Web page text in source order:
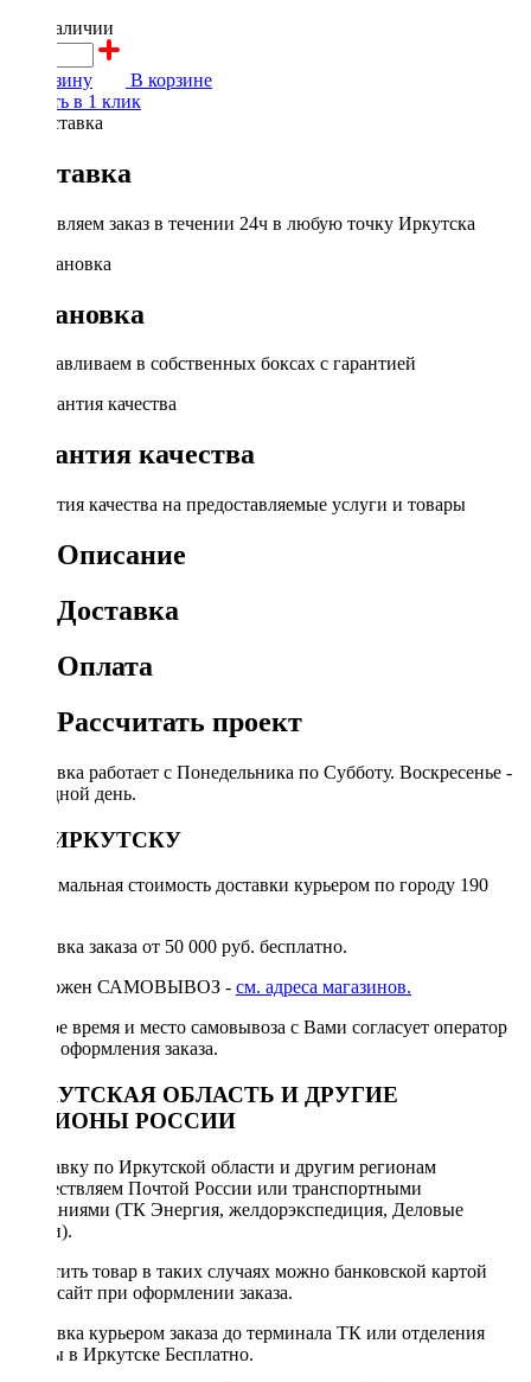
в наличии
В корзину
В корзине
Купить в 1 клик
Доставка
Доставляем заказ в течении 24ч в любую точку Иркутска
Установка
Устанавливаем в собственных боксах с гарантией
Гарантия качества
Гарантия качества на предоставляемые услуги и товары
Описание
Доставка
Оплата
Рассчитать проект
Доставка работает с Понедельника по Субботу. Воскресенье -
выходной день.
ПО ИРКУТСКУ
Минимальная стоимость доставки курьером по городу 190
Доставка заказа от 50 000 руб. бесплатно.
Возможен САМОВЫВОЗ - см. адреса магазинов.
Точное время и место самовывоза с Вами согласует оператор
после оформления заказа.
ИРКУТСКАЯ ОБЛАСТЬ И ДРУГИЕ
РЕГИОНЫ РОССИИ
Отправку по Иркутской области и другим регионам
осуществляем Почтой России или транспортными
компаниями (ТК Энергия, желдорэкспедиция, Деловые
линии).
Оплатить товар в таких случаях можно банковской картой
через сайт при оформлении заказа.
Доставка курьером заказа до терминала ТК или отделения
Почты в Иркутске Бесплатно.